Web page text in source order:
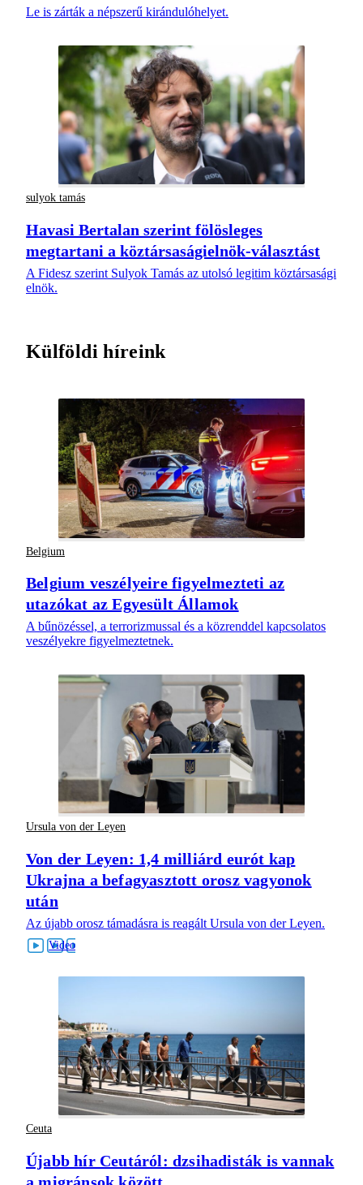
Le is zárták a népszerű kirándulóhelyet.
sulyok tamás
Havasi Bertalan szerint fölösleges
megtartani a köztársaságielnök-választást
A Fidesz szerint Sulyok Tamás az utolsó legitim köztársasági
elnök.
Külföldi híreink
Belgium
Belgium veszélyeire figyelmezteti az
utazókat az Egyesült Államok
A bűnözéssel, a terrorizmussal és a közrenddel kapcsolatos
veszélyekre figyelmeztetnek.
Ursula von der Leyen
Von der Leyen: 1,4 milliárd eurót kap
Ukrajna a befagyasztott orosz vagyonok
után
Az újabb orosz támadásra is reagált Ursula von der Leyen.
Ceuta
Újabb hír Ceutáról: dzsihadisták is vannak
a migránsok között